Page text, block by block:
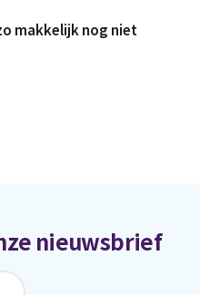
makkelijk nog niet
nieuwsbrief